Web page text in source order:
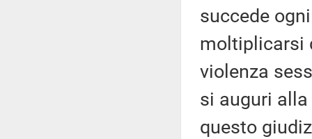
succede
moltiplicarsi
violenza
si auguri
questo